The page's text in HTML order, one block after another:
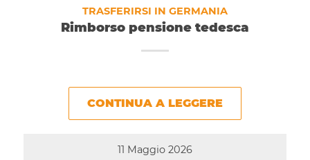
TRASFERIRSI IN GERMANIA
Rimborso pensione tedesca
CONTINUA A LEGGERE
11 Maggio 2026